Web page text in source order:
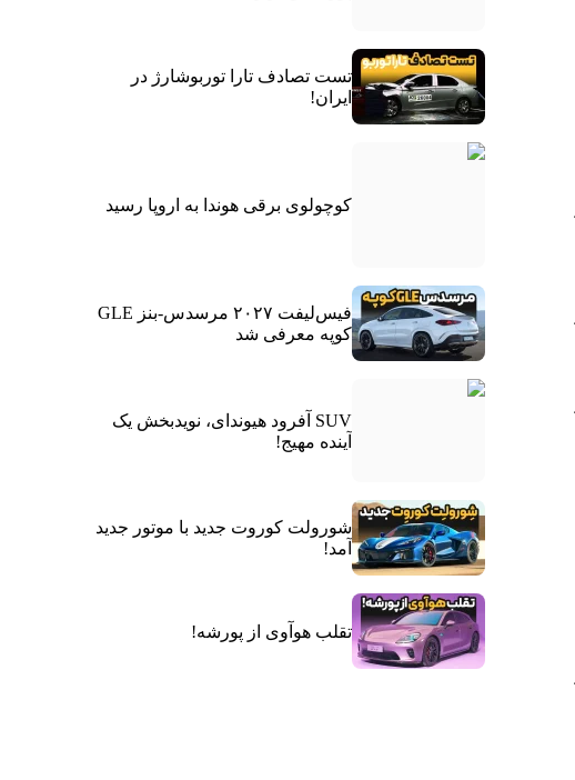
تست تصادف تارا توربوشارژ در
ایران!
کوچولوی برقی هوندا به اروپا رسید
فیس‌لیفت ۲۰۲۷ مرسدس-بنز GLE
کوپه معرفی شد
SUV آفرود هیوندای، نویدبخش یک
آینده مهیج!
شورولت کوروت جدید با موتور جدید
آمد!
تقلب هوآوی از پورشه!